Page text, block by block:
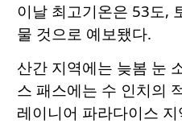
이날 최고기온은 53도,
물 것으로 예보됐다.
산간 지역에는 늦봄 눈
스 패스에는 수 인치의
레이니어 파라다이스